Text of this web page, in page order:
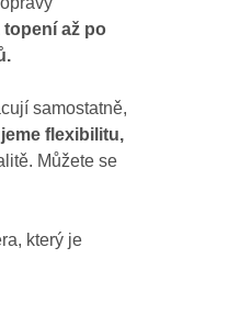
až po
samostatně,
flexibilitu,
Můžete se
který je